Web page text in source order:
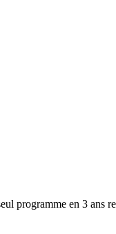
programme en 3 ans